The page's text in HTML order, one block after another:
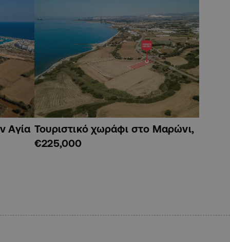
Αγία Τουριστικό χωράφι στο Μαρώνι,
€225,000